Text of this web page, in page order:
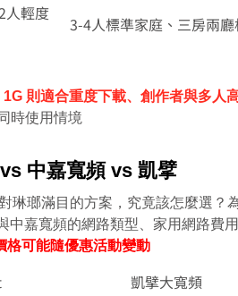
人輕度
3-4人標準家庭、三房兩廳
則適合重度下載、創作者與多人
時使用情境
中嘉寬頻 vs 凱擘
琳瑯滿目的方案，究竟該怎麼選？
嘉寬頻的網路類型、家用網路費
格可能隨優惠活動變動
凱擘大寬頻